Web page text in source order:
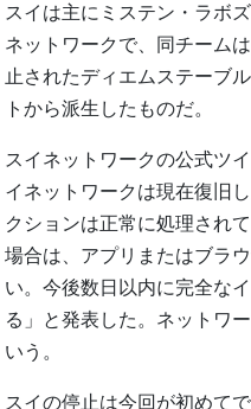
スイは主にミステン・ラボ
ネットワークで、同チーム
止されたディエムステーブ
トから派生したものだ。
スイネットワークの公式ツ
イネットワークは現在復旧
クションは正常に処理され
場合は、アプリまたはブラ
い。今後数日以内に完全な
る」と発表した。ネットワ
いう。
スイの停止は今回が初めて